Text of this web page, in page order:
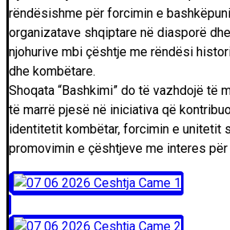
rëndësishme për forcimin e
organizatave shqiptare në diasporë
njohurive mbi çështje me rëndësi
dhe kombëtare.
Shoqata “Bashkimi” do të vazhdojë të
të marrë pjesë në iniciativa që
identitetit kombëtar, forcimin e unitetit
promovimin e çështjeve me interes për